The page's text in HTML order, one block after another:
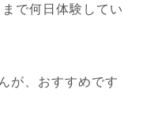
で何日体験してい
が、おすすめです